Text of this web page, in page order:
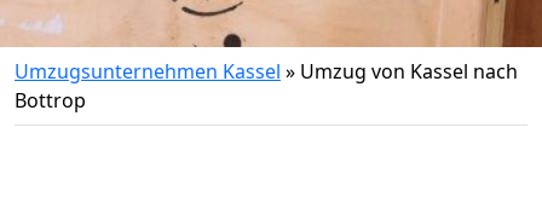
Umzugsunternehmen Kassel » Umzug von Kassel nach
Bottrop